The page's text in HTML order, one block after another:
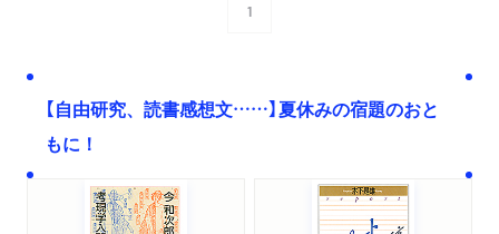
1
【自由研究、読書感想文……】夏休みの宿題のおと
もに！